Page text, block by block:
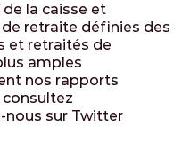
la caisse et
retraite définies des
et retraités de
amples
nos rapports
consultez
nous sur Twitter